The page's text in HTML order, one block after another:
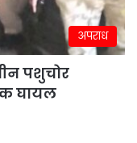
अपराध
पशुचोर
घायल